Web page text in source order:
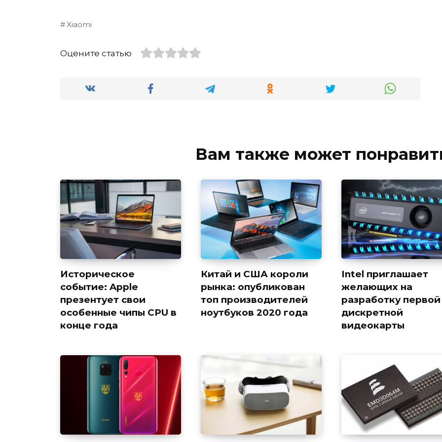
Xiaomi
Оцените статью
Вам также может
Историческое
событие: Apple
презентует свои
особенные чипы CPU в
конце года
Китай и США короли
рынка: опубликован
топ производителей
ноутбуков 2020 года
Intel приглашает
желающих на
разработку первой
дискретной
видеокарты